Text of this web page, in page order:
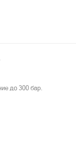
до 300 бар.